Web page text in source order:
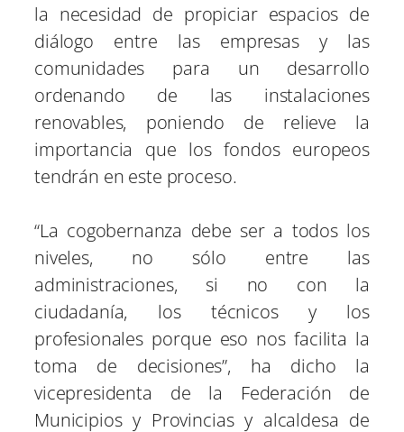
la necesidad de propiciar espacios de
diálogo entre las empresas y las
comunidades para un desarrollo
ordenando de las instalaciones
renovables, poniendo de relieve la
importancia que los fondos europeos
tendrán en este proceso.
“La cogobernanza debe ser a todos los
niveles, no sólo entre las
administraciones, si no con la
ciudadanía, los técnicos y los
profesionales porque eso nos facilita la
toma de decisiones”, ha dicho la
vicepresidenta de la Federación de
Municipios y Provincias y alcaldesa de